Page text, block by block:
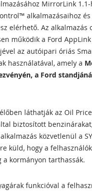
MirrorLink 1.1-
alkalmazásaihoz
elérhető. Az alkalmazás
működik a Ford
az autóipari óriás
használatával, amely a
a Ford
láthatják az Oil
biztosított
közvetlenül a
küld, hogy a
a kormányon tarthassák.
funkcióval a